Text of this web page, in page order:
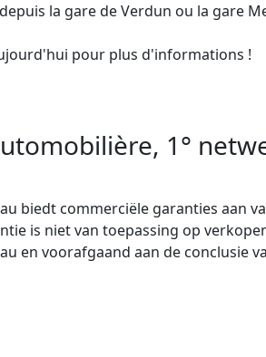
la gare de Verdun ou la gare
pour plus d'informations !
1°
biedt commerciële garanties aan
is niet van toepassing op
en voorafgaand aan de conclusie